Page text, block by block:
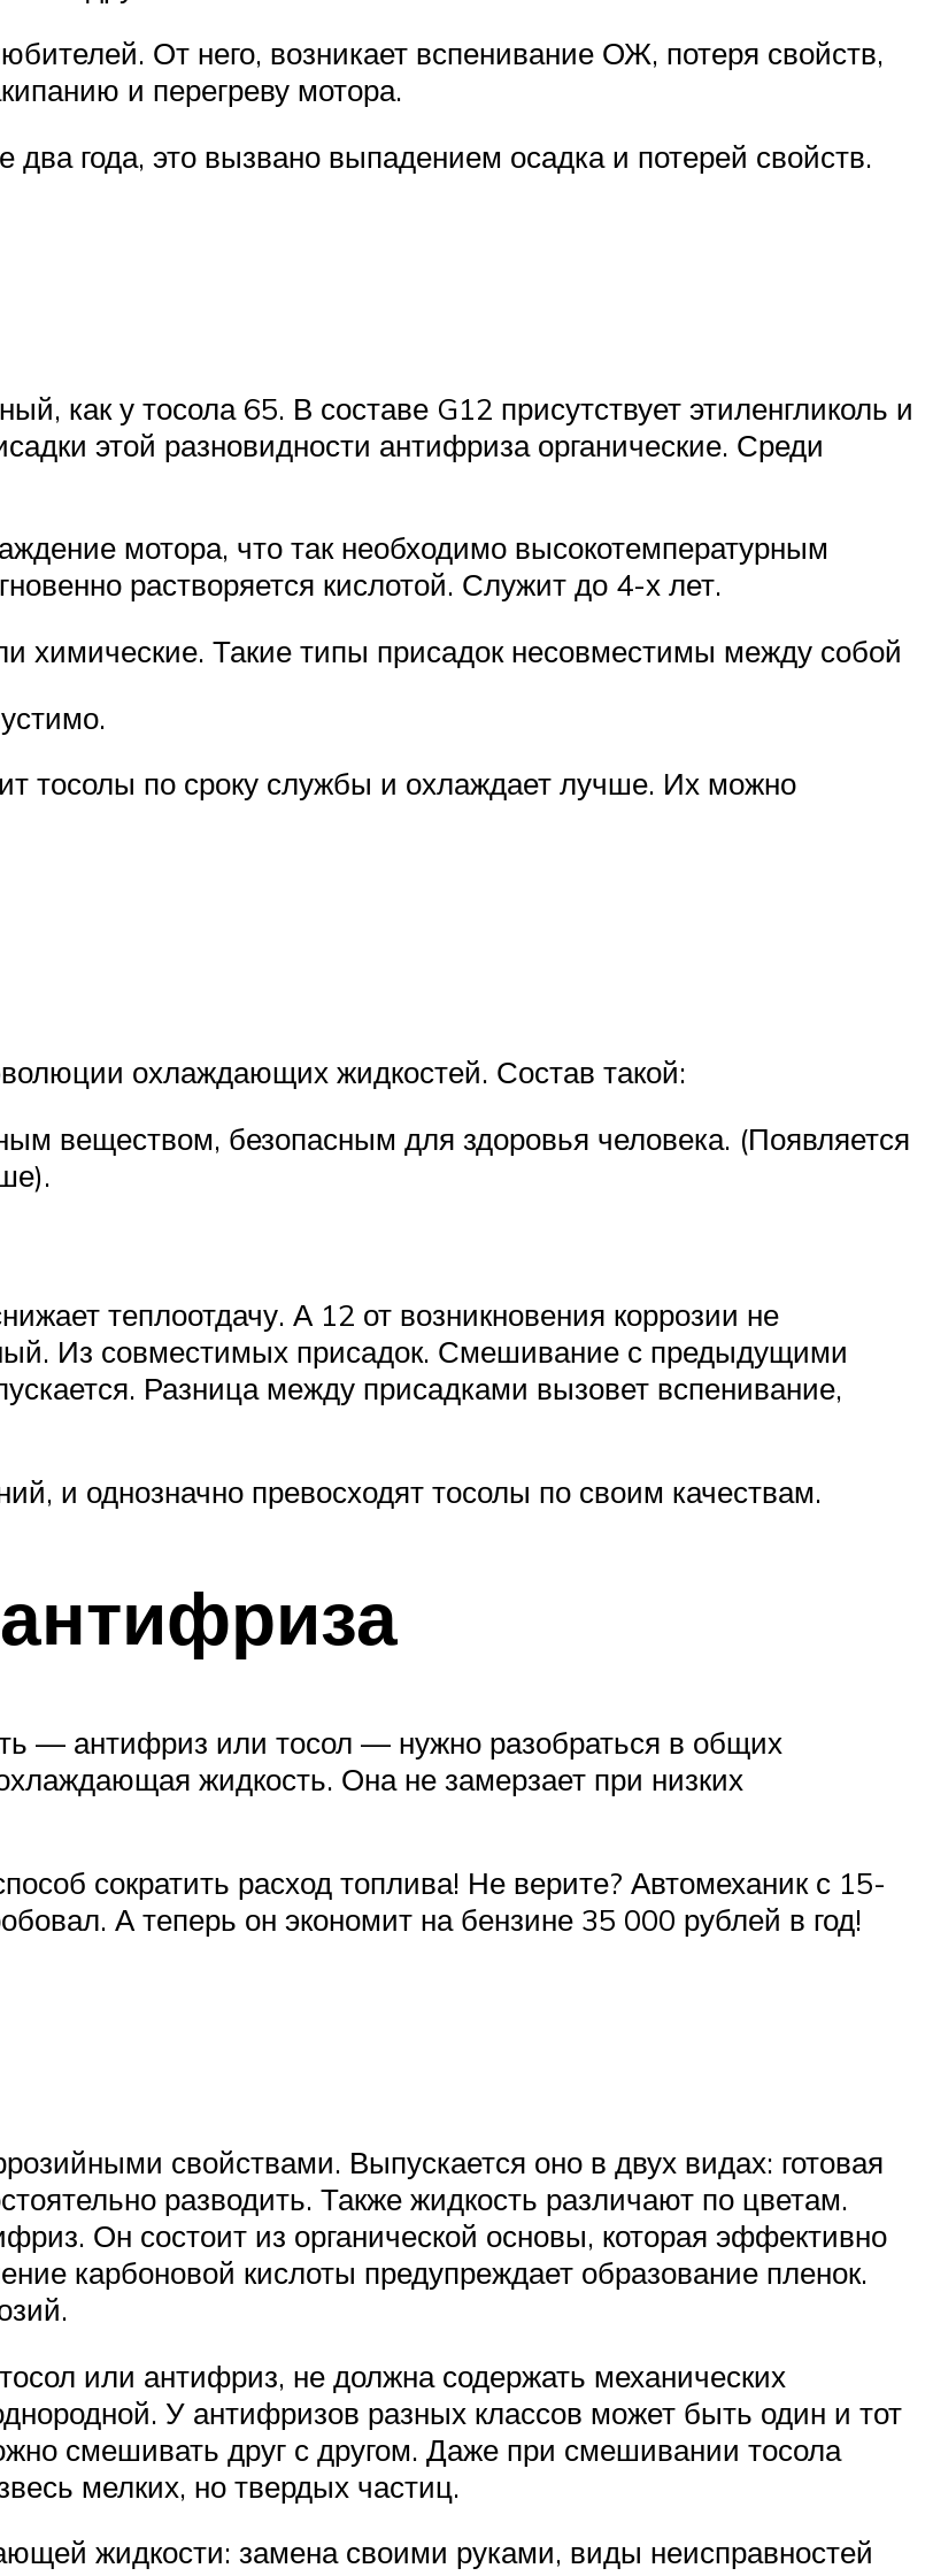
От него, возникает вспенивание ОЖ, потеря свойств,
и перегреву мотора.
года, это вызвано выпадением осадка и потерей свойств.
как у тосола 65. В составе G12 присутствует этиленгликоль и
этой разновидности антифриза органические. Среди
мотора, что так необходимо высокотемпературным
растворяется кислотой. Служит до 4-х лет.
химические. Такие типы присадок несовместимы между собой
тосолы по сроку службы и охлаждает лучше. Их можно
охлаждающих жидкостей. Состав такой:
веществом, безопасным для здоровья человека. (Появляется
теплоотдачу. А 12 от возникновения коррозии не
Из совместимых присадок. Смешивание с предыдущими
Разница между присадками вызовет вспенивание,
и однозначно превосходят тосолы по своим качествам.
— антифриз или тосол — нужно разобраться в общих
жидкость. Она не замерзает при низких
сократить расход топлива! Не верите? Автомеханик с 15-
А теперь он экономит на бензине 35 000 рублей в год!
свойствами. Выпускается оно в двух видах: готовая
разводить. Также жидкость различают по цветам.
Он состоит из органической основы, которая эффективно
карбоновой кислоты предупреждает образование пленок.
или антифриз, не должна содержать механических
У антифризов разных классов может быть один и тот
смешивать друг с другом. Даже при смешивании тосола
мелких, но твердых частиц.
жидкости: замена своими руками, виды неисправностей